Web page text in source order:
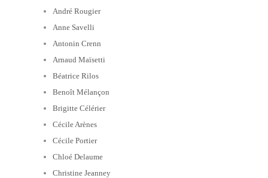
André Rougier
Anne Savelli
Antonin Crenn
Arnaud Maïsetti
Béatrice Rilos
Benoît Mélançon
Brigitte Célérier
Cécile Arènes
Cécile Portier
Chloé Delaume
Christine Jeanney